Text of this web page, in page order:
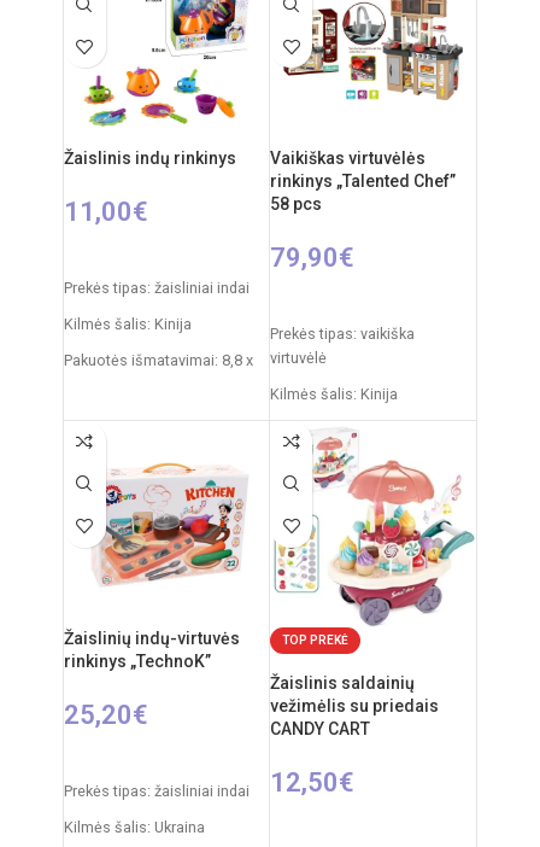
Rekomenduojamas amžius:
Reikalingi elementai: 2xAA
Medžiaga: Plastikas
Rekomenduojamas amžius:
nuo 3 metų
Žaislinis indų rinkinys
11,00€
Prekės tipas: žaisliniai indai
Kilmės šalis: Kinija
Pakuotės išmatavimai: 8,8 x
Produkto medžiaga: plastikas
nuo 3 metų
Vaikiškas virtuvėlės
rinkinys „Talented Chef”
58 pcs
79,90€
Prekės tipas: vaikiška
virtuvėlė
Kilmės šalis: Kinija
Pakuotės išmatavimai: 14,5 x
55 x 63 cm
Virtuvėlės išmatavimai: 35 x
63 x 84 cm
Produkto medžiaga: plastikas
Rekomenduojamas amžius:
Elementai: 3 x AA
(nepridedamos)
Žaislinių indų-virtuvės
rinkinys „TechnoK”
25,20€
Prekės tipas: žaisliniai indai
Kilmės šalis: Ukraina
TOP PREKĖ
Žaislinis saldainių
vežimėlis su priedais
CANDY CART
12,50€